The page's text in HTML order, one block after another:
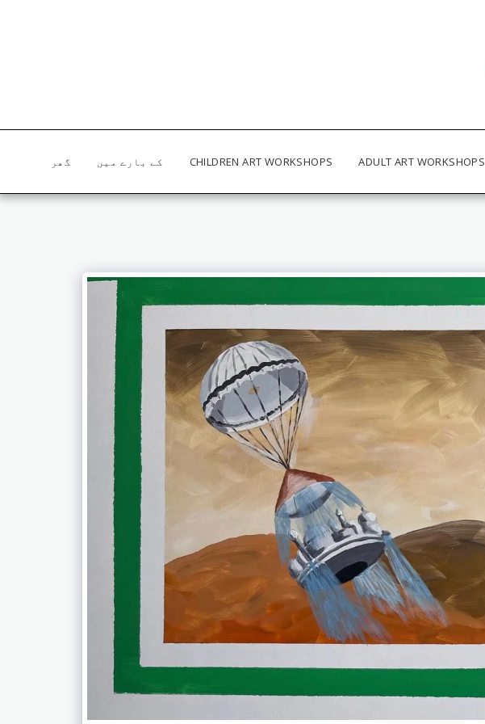
گھر کے بارے میں CHILDREN ART WORKSHOPS ADULT ART WORKSHOPS